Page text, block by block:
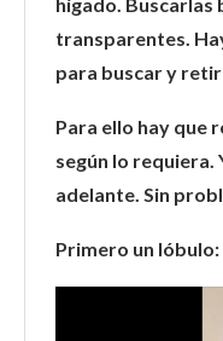
hígado. Buscarlas
transparentes.
para buscar y
Para ello hay que
según lo requiera.
adelante. Sin
Primero un lóbulo: